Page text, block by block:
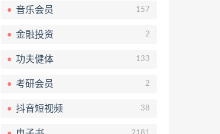
音乐会员 157
金融投资 2
功夫健体 133
考研会员 2
抖音短视频 38